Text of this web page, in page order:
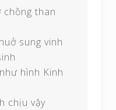
chồng than
sung vinh
hình Kinh
chịu vậy